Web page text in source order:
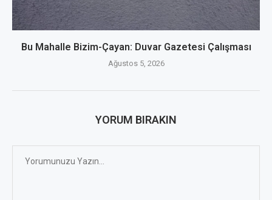
Bu Mahalle Bizim-Çayan: Duvar Gazetesi Çalışması
Ağustos 5, 2026
YORUM BIRAKIN